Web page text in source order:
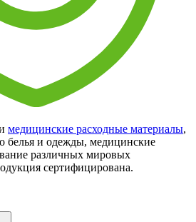
медицинские расходные материалы,
белья и одежды, медицинские
различных мировых
сертифицирована.